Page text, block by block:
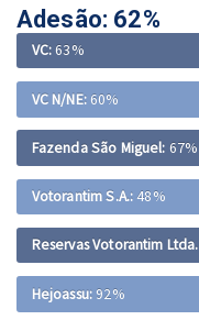
Adesão: 62%
VC:63%
VC N/NE:60%
Fazenda São Miguel: 67%
Votorantim S.A.:48%
Reservas Votorantim
Hejoassu: 92%